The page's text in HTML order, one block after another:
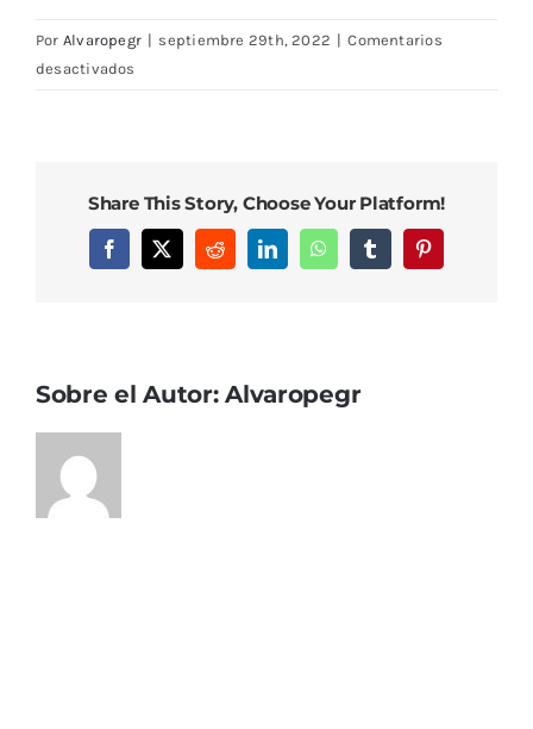
Por Alvaropegr | septiembre 29th, 2022 | Comentarios
desactivados
Share This Story, Choose Your Platform!
Facebook
X RedditLinkedInWhatsAppTumblrPinterest
Sobre el Autor:Alvaropegr